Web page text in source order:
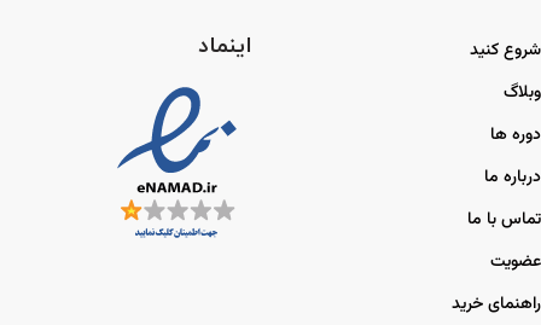
شروع کنید
وبلاگ
دوره ها
درباره ما
تماس با ما
عضویت
راهنمای خرید
اینماد